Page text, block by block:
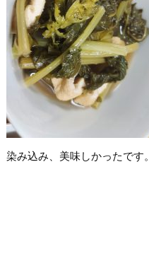
染み込み、美味しかったです。